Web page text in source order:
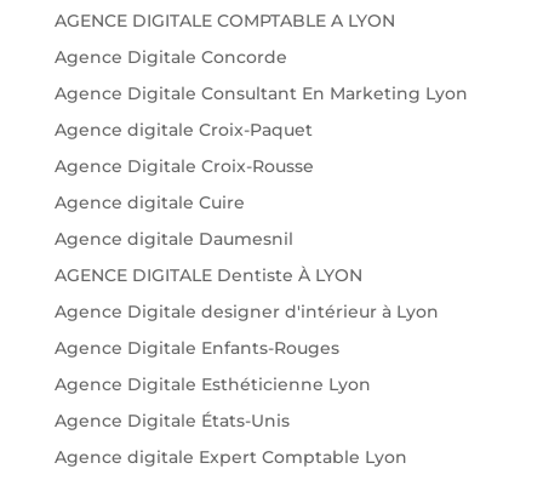
AGENCE DIGITALE COMPTABLE A LYON
Agence Digitale Concorde
Agence Digitale Consultant En Marketing Lyon
Agence digitale Croix-Paquet
Agence Digitale Croix-Rousse
Agence digitale Cuire
Agence digitale Daumesnil
AGENCE DIGITALE Dentiste À LYON
Agence Digitale designer d'intérieur à Lyon
Agence Digitale Enfants-Rouges
Agence Digitale Esthéticienne Lyon
Agence Digitale États-Unis
Agence digitale Expert Comptable Lyon